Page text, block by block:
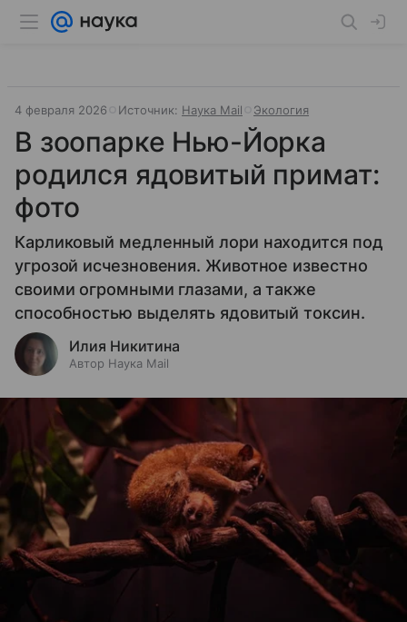
4 февраля 2026 Источник: Наука Mail Экология
В зоопарке Нью-Йорка
родился ядовитый примат:
фото
Карликовый медленный лори находится под
угрозой исчезновения. Животное известно
своими огромными глазами, а также
способностью выделять ядовитый токсин.
Илия Никитина
Автор Наука Mail